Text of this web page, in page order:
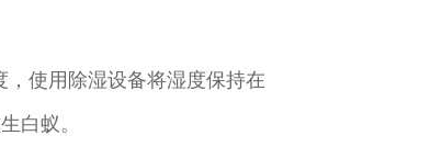
使用除湿设备将湿度保持在
白蚁。